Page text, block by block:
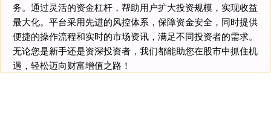
务。通过灵活的资金杠杆，帮助用户扩大投资规模，实现收益
最大化。平台采用先进的风控体系，保障资金安全，同时提供
便捷的操作流程和实时的市场资讯，满足不同投资者的需求。
无论您是新手还是资深投资者，我们都能助您在股市中抓住机
遇，轻松迈向财富增值之路！